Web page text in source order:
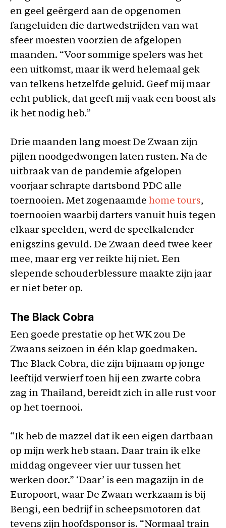
en geel geërgerd aan de opgenomen
fangeluiden die dartwedstrijden van wat
sfeer moesten voorzien de afgelopen
maanden. “Voor sommige spelers was het
een uitkomst, maar ik werd helemaal gek
van telkens hetzelfde geluid. Geef mij maar
echt publiek, dat geeft mij vaak een boost als
ik het nodig heb.”
Drie maanden lang moest De Zwaan zijn
pijlen noodgedwongen laten rusten. Na de
uitbraak van de pandemie afgelopen
voorjaar schrapte dartsbond PDC alle
toernooien. Met zogenaamde home tours,
toernooien waarbij darters vanuit huis tegen
elkaar speelden, werd de speelkalender
enigszins gevuld. De Zwaan deed twee keer
mee, maar erg ver reikte hij niet. Een
slepende schouderblessure maakte zijn jaar
er niet beter op.
The Black Cobra
Een goede prestatie op het WK zou De
Zwaans seizoen in één klap goedmaken.
The Black Cobra, die zijn bijnaam op jonge
leeftijd verwierf toen hij een zwarte cobra
zag in Thailand, bereidt zich in alle rust voor
op het toernooi.
“Ik heb de mazzel dat ik een eigen dartbaan
op mijn werk heb staan. Daar train ik elke
middag ongeveer vier uur tussen het
werken door.” ‘Daar’ is een magazijn in de
Europoort, waar De Zwaan werkzaam is bij
Bengi, een bedrijf in scheepsmotoren dat
tevens zijn hoofdsponsor is. “Normaal train